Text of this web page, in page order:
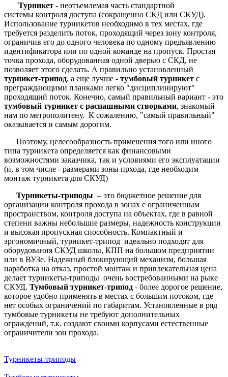
Турникет - неотъемлемая часть стандартной
системы контроля доступа (сокращенно СКД или СКУД).
Использование турникетов необходимо в тех местах, где
требуется разделить поток, проходящий через зону контроля,
ограничив его до одного человека по одному предъявлению
идентификатора или по одной команде на пропуск. Простая
точка прохода, оборудованная одной дверью с СКД, не
позволяет этого сделать. А правильно установленный
турникет-трипод, а еще лучше - тумбовый турникет с
преграждающими планками легко "дисциплинируют"
проходящий поток. Конечно, самый правильный вариант - это
тумбовый турникет с распашными створками, знакомый
нам по метрополитену. К сожалению, "самый правильный"
оказывается и самым дорогим.
Поэтому, целесообразность применения того или иного
типа турникета определяется как финансовыми
возможностями заказчика, так и условиями его эксплуатации
(и, в том числе - размерами зоны прхода, где необходим
монтаж турникета для СКУД)
Турникеты-триподы – это бюджетное решение для
организации контроля прохода в зонах с ограниченным
пространством, контроля доступа на объектах, где в равной
степени важны небольшие размеры, надежность конструкции
и высокая пропускная способность. Компактный и
эргономичный, турникет-трипод идеально подходят для
оборудования СКУД школы, КПП на большом предприятии
или в ВУЗе. Надежный блокирующий механизм, большая
наработка на отказ, простой монтаж и привлекательная цена
делает турникеты-триподы очень востребованными на рыке
СКУД. Тумбовый турникет-трипод - более дорогое решение,
которое удобно применять в местах с большим потоком, где
нет особых ограничений по габаритам. Установленные в ряд
тумбовые турникеты не требуют дополнительных
ограждений, т.к. создают своими корпусами естественные
ограничители зон прохода.
Турникеты-триподы